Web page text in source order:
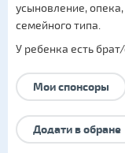
усыновление,опека,
семейного типа.
У ребенка есть
Мои спонсоры
Додати в обране